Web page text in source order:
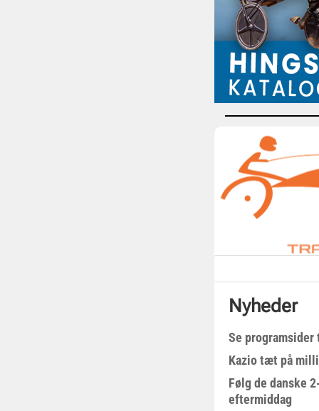
Nyheder
Se
Kazio tæt på
Følg de danske
eftermiddag